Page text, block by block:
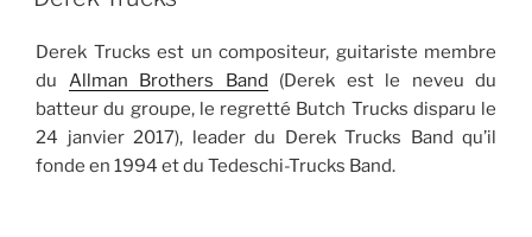
Derek Trucks est un compositeur, guitariste membre
du Allman Brothers Band (Derek est le neveu du
batteur du groupe, le regretté Butch Trucks disparu le
24 janvier 2017), leader du Derek Trucks Band qu’il
fonde en 1994 et du Tedeschi-Trucks Band.